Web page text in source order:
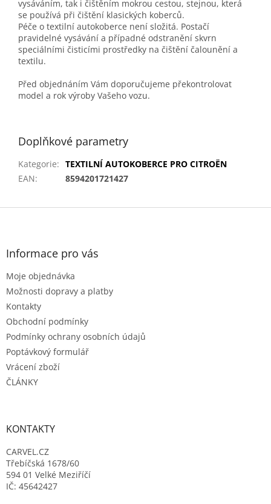
vysáváním, tak i čištěním mokrou cestou, stejnou, která
se používá při čištění klasických koberců.
Péče o textilní autokoberce není složitá. Postačí
pravidelné vysávání a případné odstranění skvrn
speciálními čisticími prostředky na čištění čalounění a
textilu.
Před objednáním Vám doporučujeme překontrolovat
model a rok výroby Vašeho vozu.
Doplňkové parametry
Kategorie: TEXTILNÍ AUTOKOBERCE PRO CITROËN
EAN: 8594201721427
Z
Informace pro vás
Moje objednávka
Možnosti dopravy a platby
Kontakty
Obchodní podmínky
Podmínky ochrany osobních údajů
Poptávkový formulář
Vrácení zboží
ČLÁNKY
KONTAKTY
CARVEL.CZ
Třebíčská 1678/60
594 01 Velké Meziříčí
IČ: 45642427